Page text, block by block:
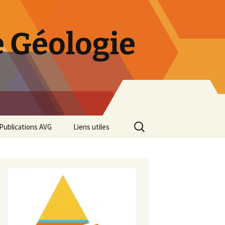
Publications AVG
Diaporama Exposition
minéralogique AVG 2016
Liens utiles
Rechercher :